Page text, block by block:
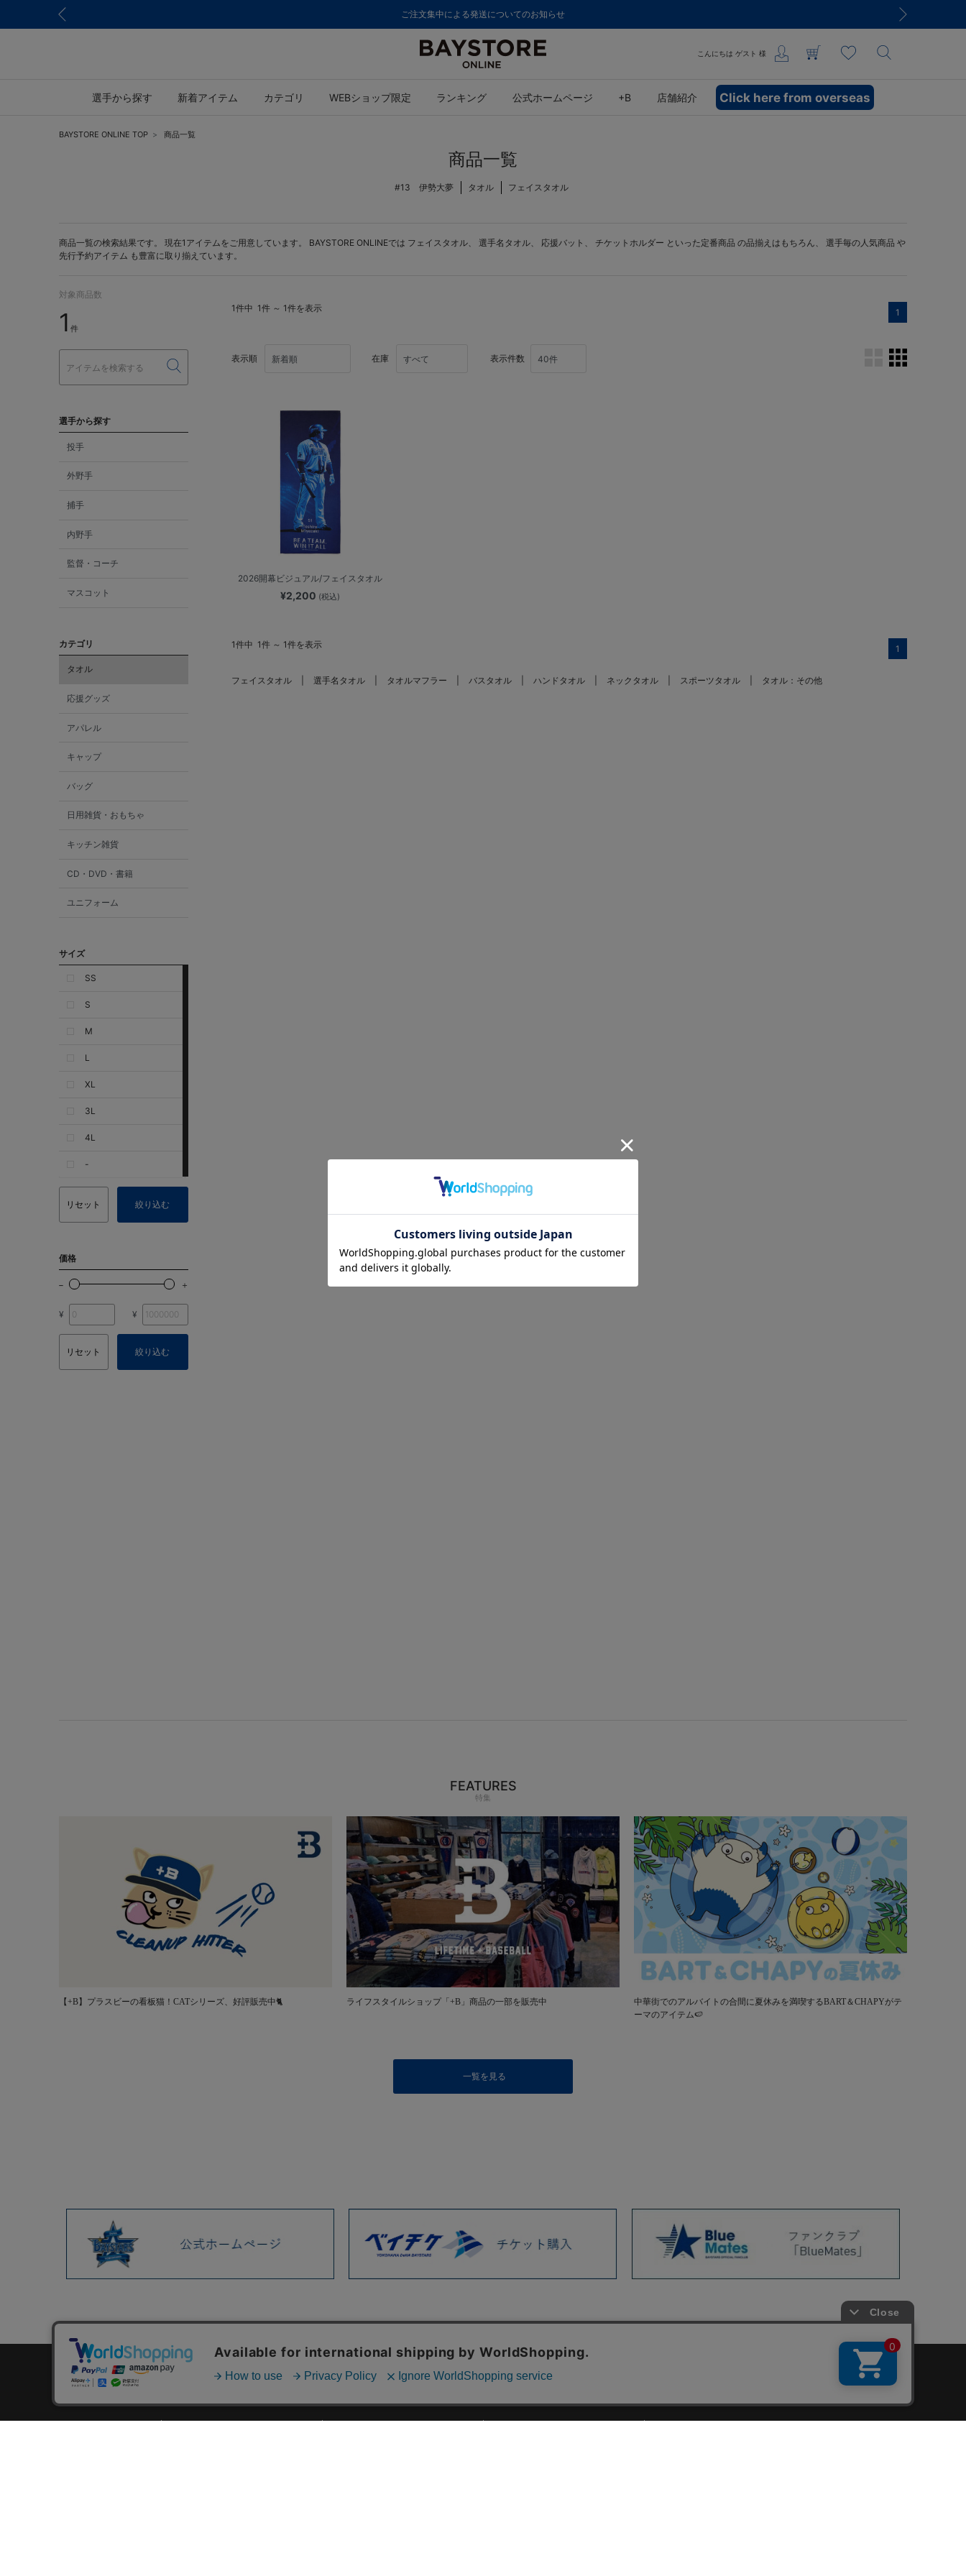
ご注文集中による発送についてのお知らせ
こんにちは ゲスト 様
選手から探す 新着アイテム カテゴリ WEBショップ限定 ランキング 公式ホームページ +B 店舗紹介 Click here from overseas
BAYSTORE ONLINE TOP 商品一覧
商品一覧
#13 伊勢大夢 タオル フェイスタオル
商品一覧の検索結果です。 現在1アイテムをご用意しています。 BAYSTORE ONLINEでは フェイスタオル、 選手名タオル、 応援バット 、 チケットホルダー といった定番商品 の品揃えはもちろん、 選手毎の人気商品 や
先行予約アイテム も豊富に取り揃えています。
対象商品数
1 件
選手から探す
投手
外野手
捕手
内野手
監督・コーチ
マスコット
カテゴリ
タオル
応援グッズ
アパレル
キャップ
バッグ
日用雑貨・おもちゃ
キッチン雑貨
CD・DVD・書籍
ユニフォーム
サイズ
SS
S
M
L
XL
3L
4L
-
リセット 絞り込む
価格
¥ ¥
リセット 絞り込む
1件中 1件 ～ 1件を表示 1
表示順 在庫 表示件数
2026開幕ビジュアル/フェイスタオル
¥2,200 (税込)
1件中 1件 ～ 1件を表示 1
フェイスタオル 選手名タオル タオルマフラー バスタオル ハンドタオル ネックタオル スポーツタオル タオル：その他
FEATURES
特集
【+B】プラスビーの看板猫！CATシリーズ、好評販売中🐈 ライフスタイルショップ「+B」商品の一部を販売中
中華街でのアルバイトの合間に夏休みを満喫するBART＆CHAPYがテ
ーマのアイテム🍉
一覧を見る